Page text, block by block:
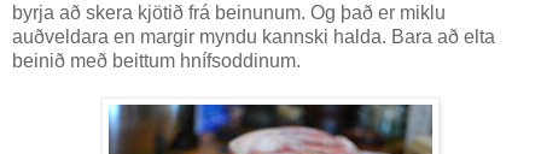
byrja að skera kjötið frá beinunum. Og það er miklu
auðveldara en margir myndu kannski halda. Bara að elta
beinið með beittum hnífsoddinum.